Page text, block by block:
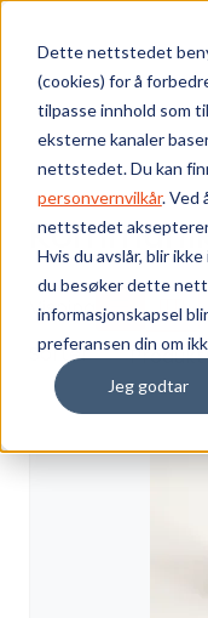
Dette nettstedet
(cookies) for å
tilpasse innhold som
eksterne kanaler
nettstedet. Du kan
personvernvilkår. Ved
nettstedet
Hvis du avslår, blir
du besøker dette
informasjonskapsel
preferansen din om
Jeg godtar
Skip to main content
Visning
Sorter
Bærekraft
Vi tilbyr
Ressurser
Om oss